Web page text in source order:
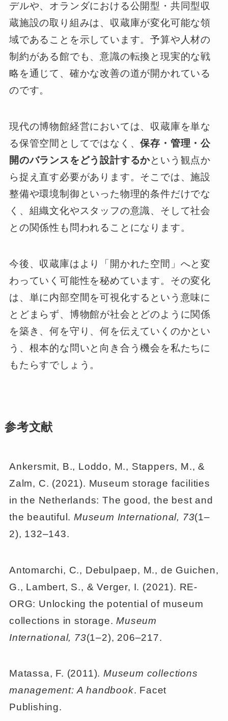
デルや、オランダにおける公開型・共同型収
蔵施設の取り組みは、収蔵庫が変化可能な領
域であることを示しています。予算や人材の
制約がある館でも、意識の転換と現実的な戦
略を通じて、確かな改善の道が開かれている
のです。
現代の博物館経営においては、収蔵庫を単な
る保管空間としてではなく、保存・管理・公
開のバランスをどう設計するかという観点か
ら捉え直す必要があります。そこでは、施設
整備や環境制御といった物理的条件だけでな
く、組織文化やスタッフの意識、そして社会
との関係性も問われることになります。
今後、収蔵庫はより「開かれた空間」へと変
わっていく可能性を秘めています。その変化
は、単に内部空間を可視化するという意味に
とどまらず、博物館が社会とどのように関係
を築き、何を守り、何を伝えていくのかとい
う、根本的な問いと向き合う機会を私たちに
もたらすでしょう。
参考文献
Ankersmit, B., Loddo, M., Stappers, M., &
Zalm, C. (2021). Museum storage facilities
in the Netherlands: The good, the best and
the beautiful.Museum International, 73(1–
2), 132–143.
Antomarchi, C., Debulpaep, M., de Guichen,
G., Lambert, S., & Verger, I. (2021). RE-
ORG: Unlocking the potential of museum
collections in storage.Museum
International, 73(1–2), 206–217.
Matassa, F. (2011).Museum collections
management: A handbook. Facet
Publishing.